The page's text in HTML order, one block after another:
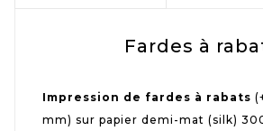
Fardes à
Impression de fardes à rabats
mm) sur papier demi-mat (silk)